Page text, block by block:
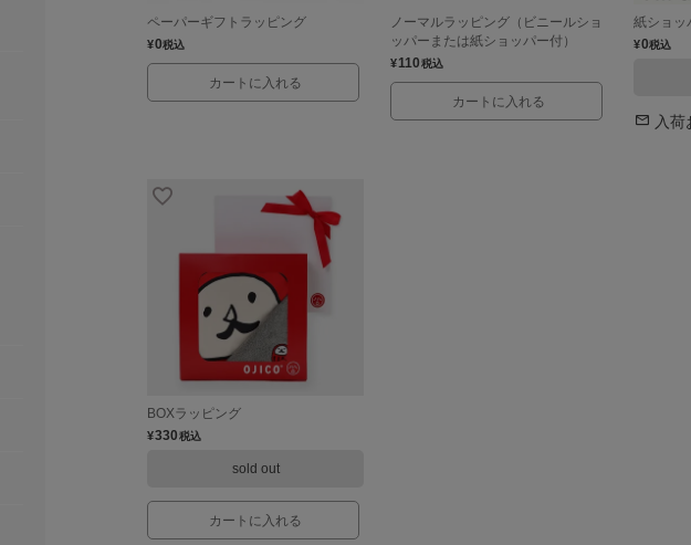
ペーパーギフトラッピング
¥0税込
カートに入れる
ノーマルラッピング（ビニールショ
ッパーまたは紙ショッパー付）
¥110税込
カートに入れる
紙ショッ
¥0税込
入荷
BOXラッピング
¥330税込
sold out
カートに入れる